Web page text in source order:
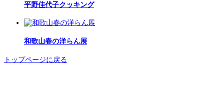
平野佳代子クッキング
和歌山春の洋らん展
トップページに戻る